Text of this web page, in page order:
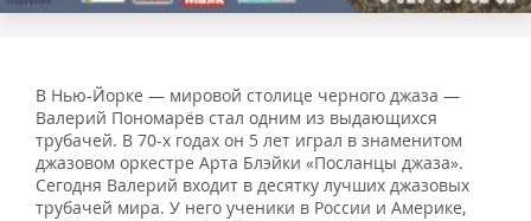
В Нью-Йорке — мировой столице черного джаза —
Валерий Пономарёв стал одним из выдающихся
трубачей. В 70-х годах он 5 лет играл в знаменитом
джазовом оркестре Арта Блэйки «Посланцы джаза».
Сегодня Валерий входит в десятку лучших джазовых
трубачей мира. У него ученики в России и Америке,